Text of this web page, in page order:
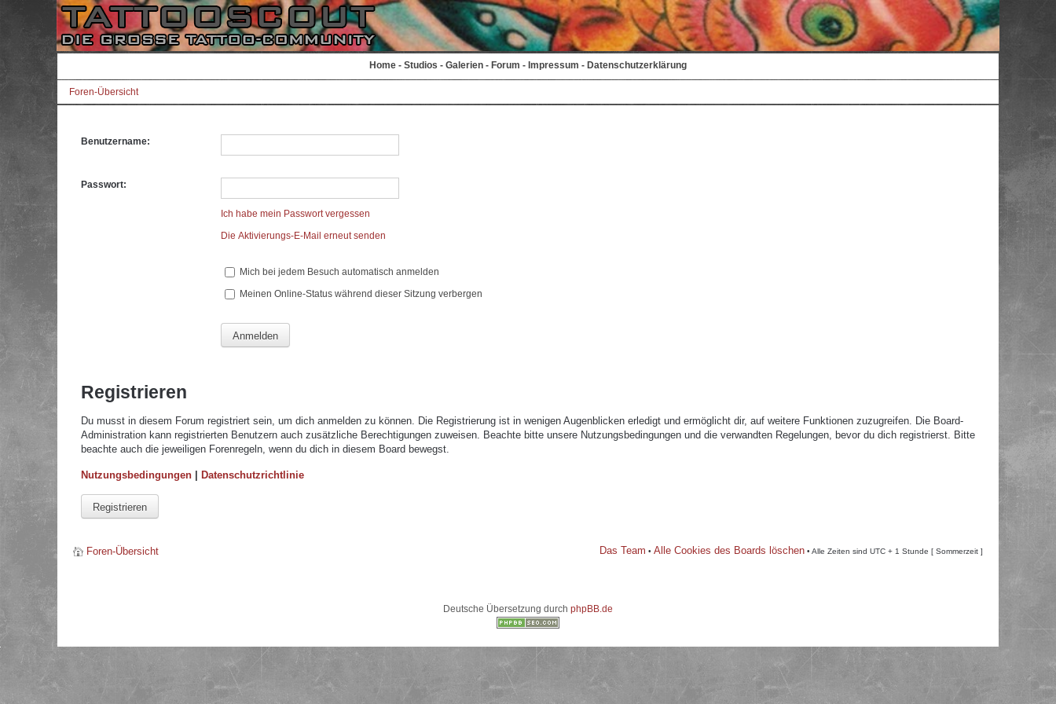
Home - Studios - Galerien - Forum - Impressum - Datenschutzerklärung
Foren-Übersicht
Benutzername:
Passwort:
Ich habe mein Passwort vergessen
Die Aktivierungs-E-Mail erneut senden
Mich bei jedem Besuch automatisch anmelden
Meinen Online-Status während dieser Sitzung verbergen
Registrieren
Du musst in diesem Forum registriert sein, um dich anmelden zu können. Die Registrierung ist in wenigen Augenblicken erledigt und ermöglicht dir, auf weitere Funktionen zuzugreifen. Die Board-
Administration kann registrierten Benutzern auch zusätzliche Berechtigungen zuweisen. Beachte bitte unsere Nutzungsbedingungen und die verwandten Regelungen, bevor du dich registrierst. Bitte
beachte auch die jeweiligen Forenregeln, wenn du dich in diesem Board bewegst.
Nutzungsbedingungen | Datenschutzrichtlinie
Registrieren
Foren-Übersicht Das Team • Alle Cookies des Boards löschen • Alle Zeiten sind UTC + 1 Stunde [ Sommerzeit ]
Deutsche Übersetzung durch phpBB.de